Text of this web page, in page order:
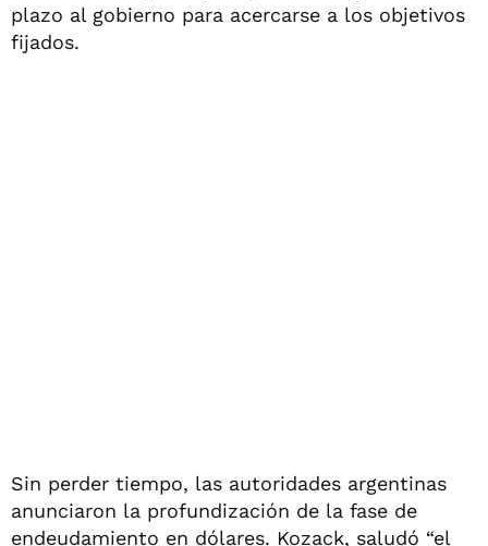
plazo al gobierno para acercarse a los objetivos
fijados.
Sin perder tiempo, las autoridades argentinas
anunciaron la profundización de la fase de
endeudamiento en dólares. Kozack, saludó “el